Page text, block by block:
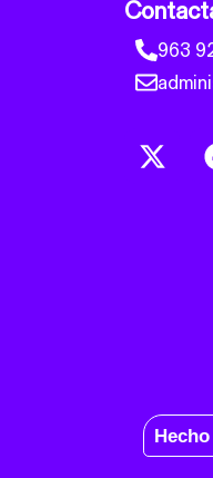
963
Hecho